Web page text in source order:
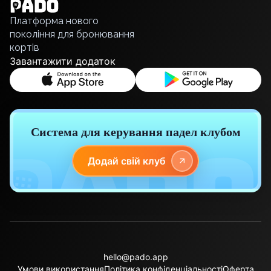
Русский
Платформа нового
покоління для бронювання
кортів
Завантажити додаток
Система для керування падел клубом
Додай свій клуб
hello@pado.app
Умови використанняПолітика конфіденціальностіОферта